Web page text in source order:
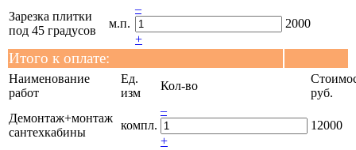
Зарезка плитки
под 45 градусов
м.п.
–
+
2000
Итого к оплате:
Наименование
работ
Ед.
изм
Кол-во
руб.
Демонтаж+монтаж
сантехкабины
компл.
–
+
12000